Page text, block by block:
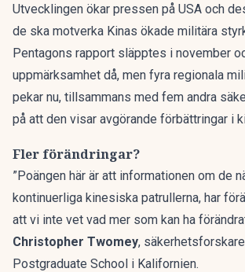
Utvecklingen ökar pressen på USA och
de ska motverka Kinas ökade militära
Pentagons rapport släpptes i november
uppmärksamhet då, men fyra regionala
pekar nu, tillsammans med fem andra
på att den visar avgörande förbättringar i
Fler förändringar?
”Poängen här är att informationen om de
kontinuerliga kinesiska patrullerna, har
att vi inte vet vad mer som kan ha
Christopher Twomey,
Postgraduate School i Kalifornien.